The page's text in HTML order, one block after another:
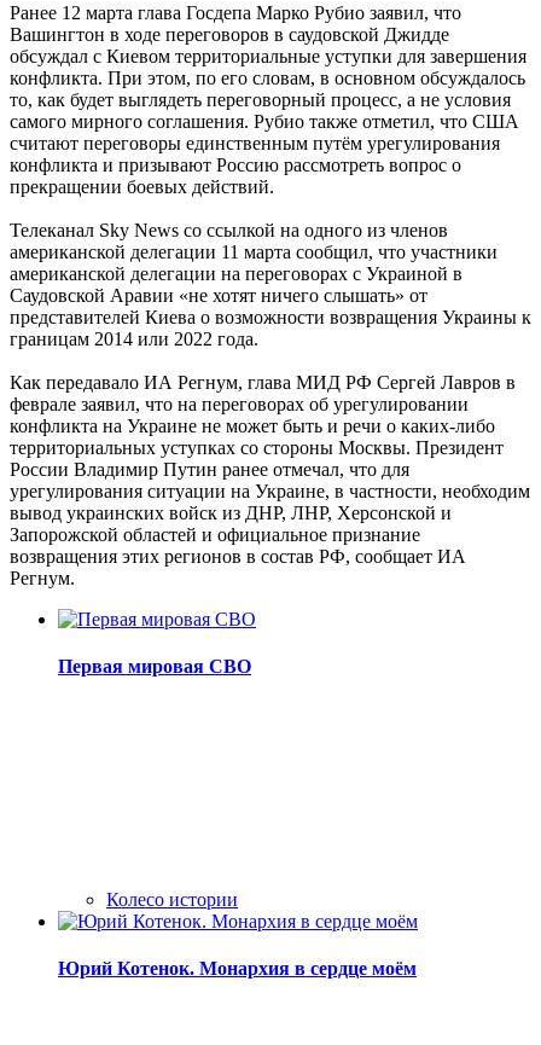
Ранее 12 марта глава Госдепа Марко Рубио заявил, что
Вашингтон в ходе переговоров в саудовской Джидде
обсуждал с Киевом территориальные уступки для завершения
конфликта. При этом, по его словам, в основном обсуждалось
то, как будет выглядеть переговорный процесс, а не условия
самого мирного соглашения. Рубио также отметил, что США
считают переговоры единственным путём урегулирования
конфликта и призывают Россию рассмотреть вопрос о
прекращении боевых действий.
Телеканал Sky News со ссылкой на одного из членов
американской делегации 11 марта сообщил, что участники
американской делегации на переговорах с Украиной в
Саудовской Аравии «не хотят ничего слышать» от
представителей Киева о возможности возвращения Украины к
границам 2014 или 2022 года.
Как передавало ИА Регнум, глава МИД РФ Сергей Лавров в
феврале заявил, что на переговорах об урегулировании
конфликта на Украине не может быть и речи о каких-либо
территориальных уступках со стороны Москвы. Президент
России Владимир Путин ранее отмечал, что для
урегулирования ситуации на Украине, в частности, необходим
вывод украинских войск из ДНР, ЛНР, Херсонской и
Запорожской областей и официальное признание
возвращения этих регионов в состав РФ, сообщает ИА
Регнум.
Первая мировая СВО
Колесо истории
Юрий Котенок. Монархия в сердце моём